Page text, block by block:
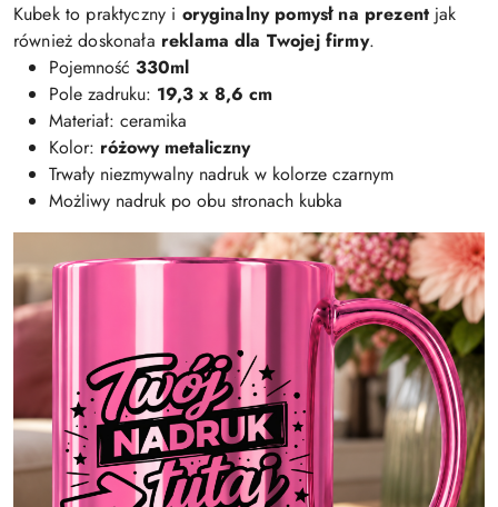
Kubek to praktyczny i oryginalny pomysł na prezent jak
również doskonała reklama dla Twojej firmy.
Pojemność 330ml
Pole zadruku: 19,3 x 8,6 cm
Materiał: ceramika
Kolor: różowy metaliczny
Trwały niezmywalny nadruk w kolorze czarnym
Możliwy nadruk po obu stronach kubka